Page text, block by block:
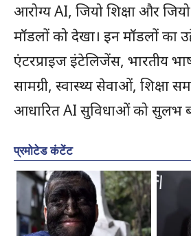
आरोग्य AI, जियो शिक्षा और
मॉडलों को देखा। इन मॉडलों का
एंटरप्राइज इंटेलिजेंस, भारतीय
सामग्री, स्वास्थ्य सेवाओं, शिक्षा
आधारित AI सुविधाओं को सुलभ